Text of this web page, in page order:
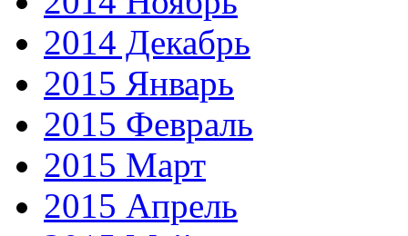
2014 Декабрь
2015 Январь
2015 Февраль
2015 Март
2015 Апрель